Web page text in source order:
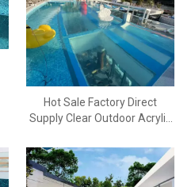
Hot Sale Factory Direct
Supply Clear Outdoor Acrylic
bazeni naprodaj